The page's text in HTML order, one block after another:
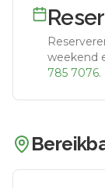
weekend
785 7076.